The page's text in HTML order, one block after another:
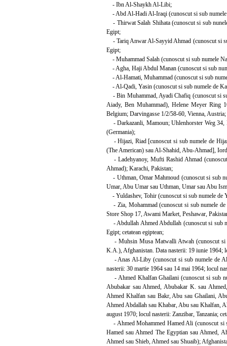
- Ibn Al-Shaykh Al-Libi;
- Abd Al-Hadi Al-Iraqi (cunoscut si sub
- Thirwat Salah Shihata (cunoscut si sub
Egipt;
- Tariq Anwar Al-Sayyid Ahmad (cunoscut si
Egipt;
- Muhammad Salah (cunoscut si sub numele
- Agha, Haji Abdul Manan (cunoscut si sub
- Al-Hamati, Muhammad (cunoscut si sub
- Al-Qadi, Yasin (cunoscut si sub numele de
- Bin Muhammad, Ayadi Chafiq (cunoscut si
Aiady, Ben Muhammad), Helene Meyer Ring
Belgium; Darvingasse 1/2/58-60, Vienna,
- Darkazanli, Mamoun; Uhlenhorster Weg 34,
(Germania);
- Hijazi, Riad [cunoscut si sub numele de
(The American) sau Al-Shahid, Abu-Ahmad],
- Ladehyanoy, Mufti Rashid Ahmad
Ahmad); Karachi, Pakistan;
- Uthman, Omar Mahmoud (cunoscut si sub
Umar, Abu Umar sau Uthman, Umar sau Abu
- Yuldashev, Tohir (cunoscut si sub numele de
- Zia, Mohammad (cunoscut si sub numele de
Store Shop 17, Awami Market, Peshawar,
- Abdullah Ahmed Abdullah (cunoscut si sub
Egipt; cetatean egiptean;
- Muhsin Musa Matwalli Atwah (cunoscut si
K.A.), Afghanistan. Data nasterii: 19 iunie 1964;
- Anas Al-Liby (cunoscut si sub numele de
nasterii: 30 martie 1964 sau 14 mai 1964; locul
- Ahmed Khalfan Ghailani (cunoscut si sub
Abubakar sau Ahmed, Abubakar K. sau
Ahmed Khalfan sau Bakr, Abu sau Ghailani,
Ahmed Abdallah sau Khabar, Abu sau Khalfan,
august 1970; locul nasterii: Zanzibar, Tanzania;
- Ahmed Mohammed Hamed Ali (cunoscut si
Hamed sau Ahmed The Egyptian sau Ahmed,
Ahmed sau Shieb, Ahmed sau Shuaib);